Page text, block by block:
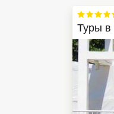
Туры в
Северный Гоа